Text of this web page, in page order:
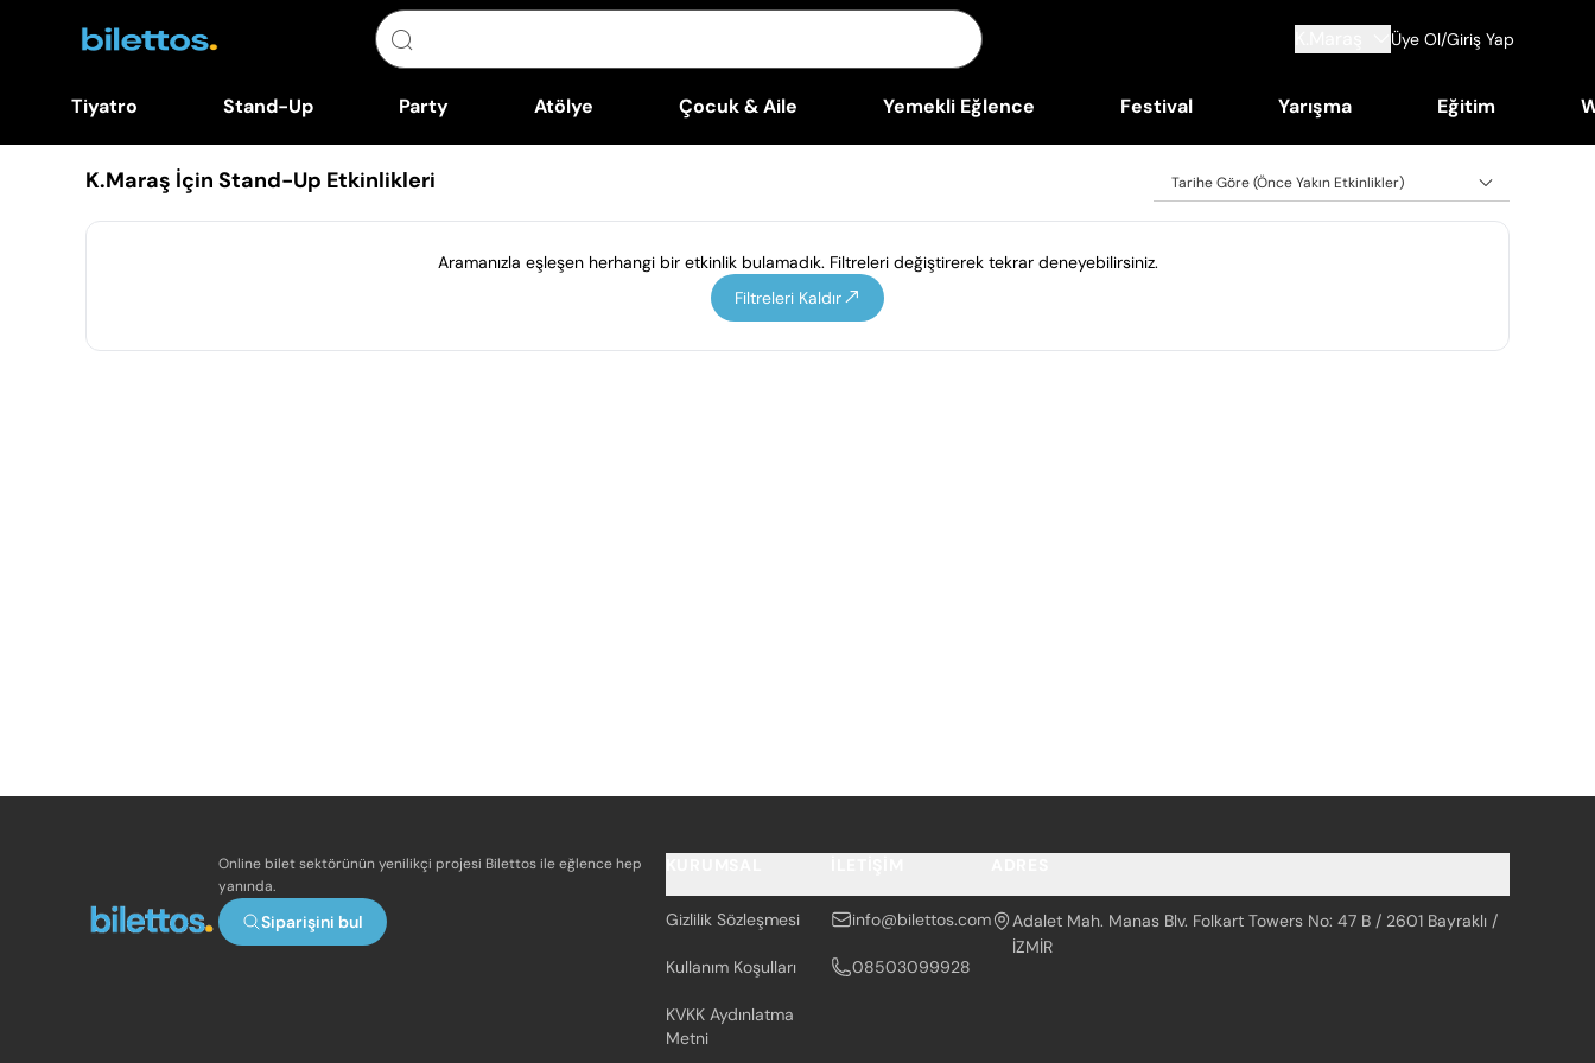
Üye Ol/Giriş Yap
Tiyatro Stand-Up Party Atölye Çocuk & Aile Yemekli Eğlence Festival Yarışma Eğitim
K.Maraş İçin Stand-Up Etkinlikleri Tarihe Göre (Önce Yakın Etkinlikler)
Aramanızla eşleşen herhangi bir etkinlik bulamadık. Filtreleri değiştirerek tekrar deneyebilirsiniz.
Filtreleri Kaldır
Online bilet sektörünün yenilikçi projesi Bilettos ile eğlence hep
yanında.
Siparişini bul Gizlilik Sözleşmesi
Kullanım Koşulları
KVKK Aydınlatma
Metni
info@bilettos.com
08503099928
Adalet Mah. Manas Blv. Folkart Towers No: 47 B / 2601 Bayraklı /
İZMİR